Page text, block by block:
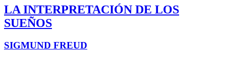
LA INTERPRETACIÓN DE LOS
SUEÑOS
SIGMUND FREUD